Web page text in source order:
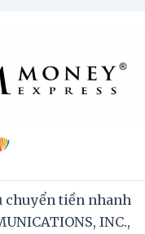
chuyển tiền nhanh
INC.,